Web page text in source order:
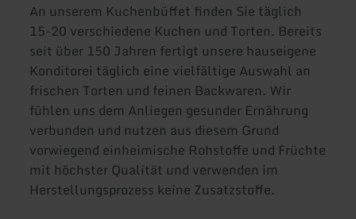
An unserem Kuchenbüffet finden Sie täglich
15-20 verschiedene Kuchen und Torten. Bereits
seit über 150 Jahren fertigt unsere hauseigene
Konditorei täglich eine vielfältige Auswahl an
frischen Torten und feinen Backwaren. Wir
fühlen uns dem Anliegen gesunder Ernährung
verbunden und nutzen aus diesem Grund
vorwiegend einheimische Rohstoffe und Früchte
mit höchster Qualität und verwenden im
Herstellungsprozess keine Zusatzstoffe.